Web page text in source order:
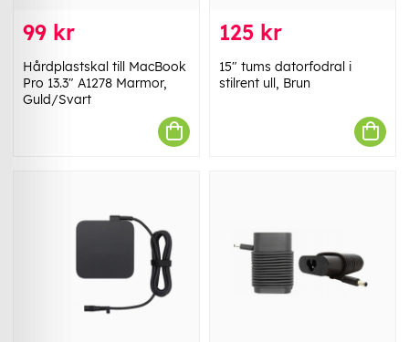
99 kr
Hårdplastskal till MacBook
Pro 13.3" A1278 Marmor,
Guld/Svart
125 kr
15" tums datorfodral i
stilrent ull, Brun